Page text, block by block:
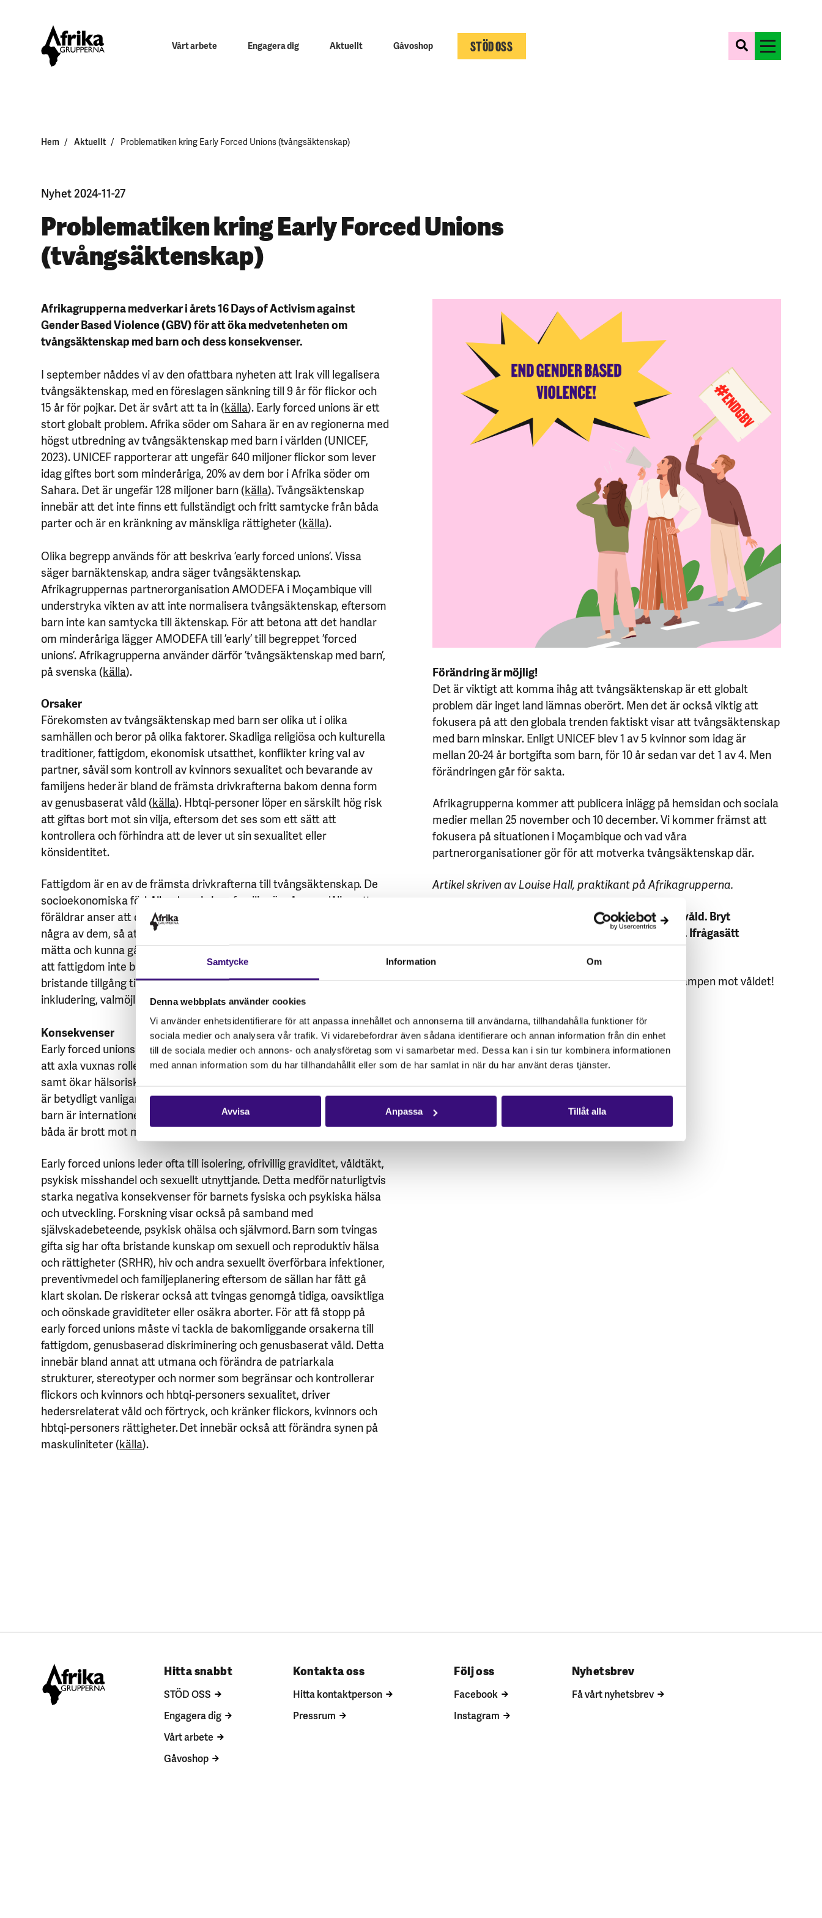
Samtycke Information Om
Denna webbplats använder cookies
Vi använder enhetsidentifierare för att anpassa innehållet och annonserna till användarna, tillhandahålla funktioner för
sociala medier och analysera vår trafik. Vi vidarebefordrar även sådana identifierare och annan information från din enhet
till de sociala medier och annons- och analysföretag som vi samarbetar med. Dessa kan i sin tur kombinera informationen
med annan information som du har tillhandahållit eller som de har samlat in när du har använt deras tjänster.
Avvisa Anpassa Tillåt alla
Vårt arbete Engagera dig Aktuellt Gåvoshop STÖD OSS
Hem Aktuellt Problematiken kring Early Forced Unions (tvångsäktenskap)
Nyhet 2024-11-27
Problematiken kring Early Forced Unions
(tvångsäktenskap)
Afrikagrupperna medverkar i årets 16 Days of Activism against
Gender Based Violence (GBV) för att öka medvetenheten om
tvångsäktenskap med barn och dess konsekvenser.
I september nåddes vi av den ofattbara nyheten att Irak vill legalisera
tvångsäktenskap, med en föreslagen sänkning till 9 år för flickor och
15 år för pojkar. Det är svårt att ta in (källa). Early forced unions är ett
stort globalt problem. Afrika söder om Sahara är en av regionerna med
högst utbredning av tvångsäktenskap med barn i världen (UNICEF,
2023). UNICEF rapporterar att ungefär 640 miljoner flickor som lever
idag giftes bort som minderåriga, 20% av dem bor i Afrika söder om
Sahara. Det är ungefär 128 miljoner barn (källa). Tvångsäktenskap
innebär att det inte finns ett fullständigt och fritt samtycke från båda
parter och är en kränkning av mänskliga rättigheter (källa).
Olika begrepp används för att beskriva ’early forced unions’. Vissa
säger barnäktenskap, andra säger tvångsäktenskap.
Afrikagruppernas partnerorganisation AMODEFA i Moçambique vill
understryka vikten av att inte normalisera tvångsäktenskap, eftersom
barn inte kan samtycka till äktenskap. För att betona att det handlar
om minderåriga lägger AMODEFA till ’early’ till begreppet ’forced
unions’. Afrikagrupperna använder därför ’tvångsäktenskap med barn’,
på svenska (källa).
Orsaker
Förekomsten av tvångsäktenskap med barn ser olika ut i olika
samhällen och beror på olika faktorer. Skadliga religiösa och kulturella
traditioner, fattigdom, ekonomisk utsatthet, konflikter kring val av
partner, såväl som kontroll av kvinnors sexualitet och bevarande av
familjens heder är bland de främsta drivkrafterna bakom denna form
av genusbaserat våld (källa). Hbtqi-personer löper en särskilt hög risk
att giftas bort mot sin vilja, eftersom det ses som ett sätt att
kontrollera och förhindra att de lever ut sin sexualitet eller
könsidentitet.
Fattigdom är en av de främsta drivkrafterna till tvångsäktenskap. De
socioekonomiska förhållandena i vissa familjer är så pass dåliga att
föräldrar anser att de bästa de kan göra för sina barn, är att gifta bort
några av dem, så att de som stannar kvar i familjen ska kunna äta sig
mätta och kunna gå i skolan (UNICEF, 2022). Det är viktigt att belysa
att fattigdom inte bara innebär brist på pengar. Det handlar om
bristande tillgång till utbildning, hälso- och sjukvård, boende, politisk
inkludering, valmöjligheter, samt säkerhet (källa).
Konsekvenser
Early forced unions berövar barnen på deras barndom, det tvingar dem
att axla vuxnas roller och ansvar, kapar deras möjligheter till utbildning
samt ökar hälsoriskerna (UNICEF, 2022). Även pojkar utsätts, men det
är betydligt vanligare att flickor drabbas (källa). Tvångsäktenskap med
barn är internationellt erkänt som en form av genusbaserat våld, och
båda är brott mot mänskliga rättigheter.
Early forced unions leder ofta till isolering, ofrivillig graviditet, våldtäkt,
psykisk misshandel och sexuellt utnyttjande. Detta medför naturligtvis
starka negativa konsekvenser för barnets fysiska och psykiska hälsa
och utveckling. Forskning visar också på samband med
självskadebeteende, psykisk ohälsa och självmord. Barn som tvingas
gifta sig har ofta bristande kunskap om sexuell och reproduktiv hälsa
och rättigheter (SRHR), hiv och andra sexuellt överförbara infektioner,
preventivmedel och familjeplanering eftersom de sällan har fått gå
klart skolan. De riskerar också att tvingas genomgå tidiga, oavsiktliga
och oönskade graviditeter eller osäkra aborter. För att få stopp på
early forced unions måste vi tackla de bakomliggande orsakerna till
fattigdom, genusbaserad diskriminering och genusbaserat våld. Detta
innebär bland annat att utmana och förändra de patriarkala
strukturer, stereotyper och normer som begränsar och kontrollerar
flickors och kvinnors och hbtqi-personers sexualitet, driver
hedersrelaterat våld och förtryck, och kränker flickors, kvinnors och
hbtqi-personers rättigheter. Det innebär också att förändra synen på
maskuliniteter (källa).
Förändring är möjlig!
Det är viktigt att komma ihåg att tvångsäktenskap är ett globalt
problem där inget land lämnas oberört. Men det är också viktig att
fokusera på att den globala trenden faktiskt visar att tvångsäktenskap
med barn minskar. Enligt UNICEF blev 1 av 5 kvinnor som idag är
mellan 20-24 år bortgifta som barn, för 10 år sedan var det 1 av 4. Men
förändringen går för sakta.
Afrikagrupperna kommer att publicera inlägg på hemsidan och sociala
medier mellan 25 november och 10 december. Vi kommer främst att
fokusera på situationen i Moçambique och vad våra
partnerorganisationer gör för att motverka tvångsäktenskap där.
Artikel skriven av Louise Hall, praktikant på Afrikagrupperna.
Vi vill att du också tar ställning mot genusbaserat våld. Bryt
tystnaden! Tro på överlevarna, ifrågasätt dem inte. Ifrågasätt
förövarna.
Stöd vårt arbete så fortsätter vi den feministiska kampen mot våldet!
Hitta snabbt
STÖD OSS
Engagera dig
Vårt arbete
Gåvoshop
Kontakta oss
Hitta kontaktperson
Pressrum
Följ oss
Facebook
Instagram
Nyhetsbrev
Få vårt nyhetsbrev